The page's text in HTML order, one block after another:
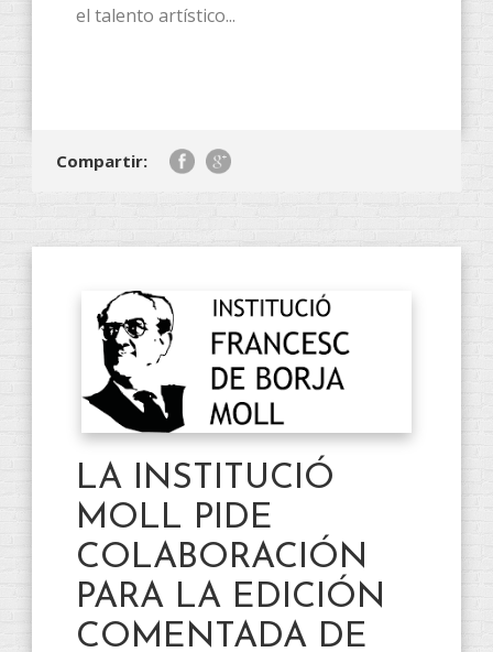
el talento artístico...
Compartir:
LA INSTITUCIÓ
MOLL PIDE
COLABORACIÓN
PARA LA EDICIÓN
COMENTADA DE